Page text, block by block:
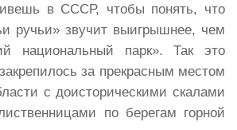
в СССР, чтобы понять, что
ручьи» звучит выигрышнее, чем
национальный парк». Так это
за прекрасным местом
с доисторическими скалами
по берегам горной